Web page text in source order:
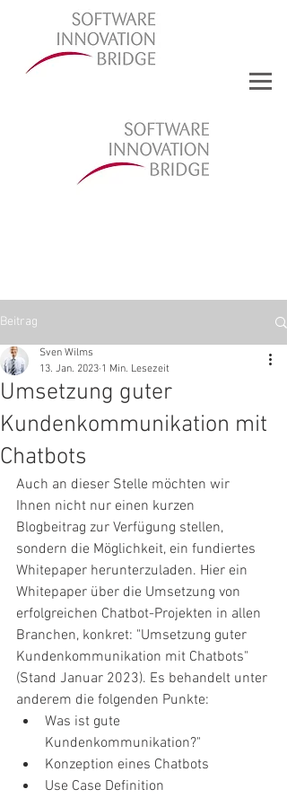
Beitrag
Umsetzung guter
Kundenkommunikation mit
Chatbots
Sven Wilms
13. Jan. 2023 1 Min. Lesezeit
Auch an dieser Stelle möchten wir
Ihnen nicht nur einen kurzen
Blogbeitrag zur Verfügung stellen,
sondern die Möglichkeit, ein fundiertes
Whitepaper herunterzuladen. Hier ein
Whitepaper über die Umsetzung von
erfolgreichen Chatbot-Projekten in allen
Branchen, konkret: "Umsetzung guter
Kundenkommunikation mit Chatbots"
(Stand Januar 2023). Es behandelt unter
anderem die folgenden Punkte:
Was ist gute
Kundenkommunikation?"
Konzeption eines Chatbots
Use Case Definition